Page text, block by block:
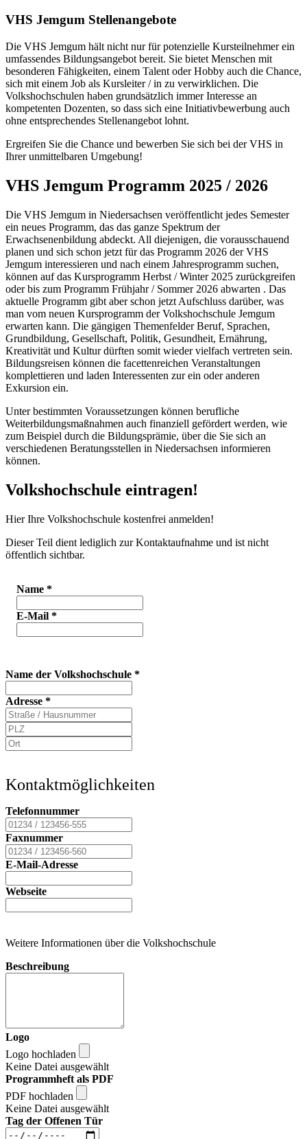
VHS Jemgum Stellenangebote
Die VHS Jemgum hält nicht nur für potenzielle Kursteilnehmer ein
umfassendes Bildungsangebot bereit. Sie bietet Menschen mit
besonderen Fähigkeiten, einem Talent oder Hobby auch die Chance,
sich mit einem Job als Kursleiter / in zu verwirklichen. Die
Volkshochschulen haben grundsätzlich immer Interesse an
kompetenten Dozenten, so dass sich eine Initiativbewerbung auch
ohne entsprechendes Stellenangebot lohnt.
Ergreifen Sie die Chance und bewerben Sie sich bei der VHS in
Ihrer unmittelbaren Umgebung!
VHS Jemgum Programm 2025 / 2026
Die VHS Jemgum in Niedersachsen veröffentlicht jedes Semester
ein neues Programm, das das ganze Spektrum der
Erwachsenenbildung abdeckt. All diejenigen, die vorausschauend
planen und sich schon jetzt für das Programm 2026 der VHS
Jemgum interessieren und nach einem Jahresprogramm suchen,
können auf das Kursprogramm Herbst / Winter 2025 zurückgreifen
oder bis zum Programm Frühjahr / Sommer 2026 abwarten . Das
aktuelle Programm gibt aber schon jetzt Aufschluss darüber, was
man vom neuen Kursprogramm der Volkshochschule Jemgum
erwarten kann. Die gängigen Themenfelder Beruf, Sprachen,
Grundbildung, Gesellschaft, Politik, Gesundheit, Ernährung,
Kreativität und Kultur dürften somit wieder vielfach vertreten sein.
Bildungsreisen können die facettenreichen Veranstaltungen
komplettieren und laden Interessenten zur ein oder anderen
Exkursion ein.
Unter bestimmten Voraussetzungen können berufliche
Weiterbildungsmaßnahmen auch finanziell gefördert werden, wie
zum Beispiel durch die Bildungsprämie, über die Sie sich an
verschiedenen Beratungsstellen in Niedersachsen informieren
können.
Volkshochschule eintragen!
Hier Ihre Volkshochschule kostenfrei anmelden!
Dieser Teil dient lediglich zur Kontaktaufnahme und ist nicht
öffentlich sichtbar.
Name *
E-Mail *
Name der Volkshochschule *
Adresse *
Kontaktmöglichkeiten
Telefonnummer
Faxnummer
E-Mail-Adresse
Webseite
Weitere Informationen über die Volkshochschule
Beschreibung
Logo
Logo hochladen
Keine Datei ausgewählt
Programmheft als PDF
PDF hochladen
Keine Datei ausgewählt
Tag der Offenen Tür